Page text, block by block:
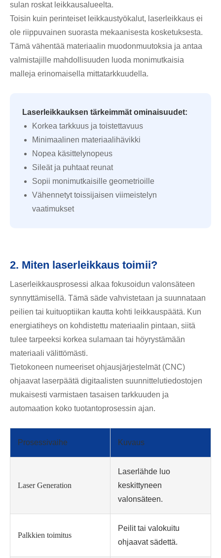
sulan roskat leikkausalueelta.
Toisin kuin perinteiset leikkaustyökalut, laserleikkaus ei
ole riippuvainen suorasta mekaanisesta kosketuksesta.
Tämä vähentää materiaalin muodonmuutoksia ja antaa
valmistajille mahdollisuuden luoda monimutkaisia ​​
malleja erinomaisella mittatarkkuudella.
Laserleikkauksen tärkeimmät ominaisuudet:
Korkea tarkkuus ja toistettavuus
Minimaalinen materiaalihävikki
Nopea käsittelynopeus
Sileät ja puhtaat reunat
Sopii monimutkaisille geometrioille
Vähennetyt toissijaisen viimeistelyn
vaatimukset
2. Miten laserleikkaus toimii?
Laserleikkausprosessi alkaa fokusoidun valonsäteen
synnyttämisellä. Tämä säde vahvistetaan ja suunnataan
peilien tai kuituoptiikan kautta kohti leikkauspäätä. Kun
energiatiheys on kohdistettu materiaalin pintaan, siitä
tulee tarpeeksi korkea sulamaan tai höyrystämään
materiaali välittömästi.
Tietokoneen numeeriset ohjausjärjestelmät (CNC)
ohjaavat laserpäätä digitaalisten suunnittelutiedostojen
mukaisesti varmistaen tasaisen tarkkuuden ja
automaation koko tuotantoprosessin ajan.
Prosessivaihe Kuvaus
Laser Generation
Laserlähde luo
keskittyneen
valonsäteen.
Palkkien toimitus
Peilit tai valokuitu
ohjaavat sädettä.